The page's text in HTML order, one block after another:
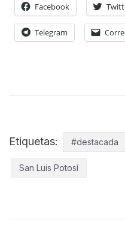
Facebook
Telegram
Etiquetas: #destacada
San Luis Potosí